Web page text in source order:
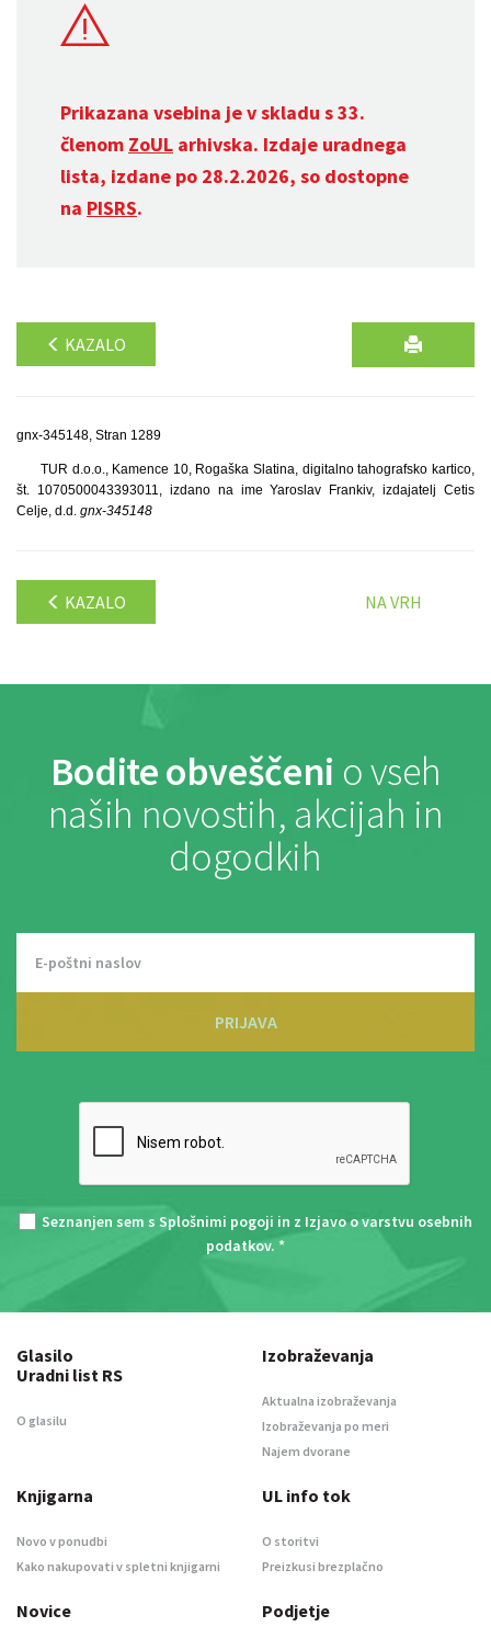
Prikazana vsebina je v skladu s 33.
členom ZoUL arhivska. Izdaje uradnega
lista, izdane po 28.2.2026, so dostopne
na PISRS.
KAZALO
gnx-345148, Stran 1289
TUR d.o.o., Kamence 10, Rogaška Slatina, digitalno tahografsko kartico,
št. 1070500043393011, izdano na ime Yaroslav Frankiv, izdajatelj Cetis
Celje, d.d. gnx-345148
KAZALO NA VRH
Bodite obveščeni o vseh
naših novostih, akcijah in
dogodkih
PRIJAVA
Seznanjen sem s Splošnimi pogoji in z Izjavo o varstvu osebnih
podatkov. *
Glasilo
Uradni list RS
O glasilu
Izobraževanja
Aktualna izobraževanja
Izobraževanja po meri
Najem dvorane
Knjigarna
Novo v ponudbi
Kako nakupovati v spletni knjigarni
UL info tok
O storitvi
Preizkusi brezplačno
Novice Podjetje